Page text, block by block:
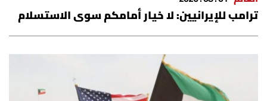
ترامب للإيرانيين: لا خيار أمامكم سوى الاستسلام